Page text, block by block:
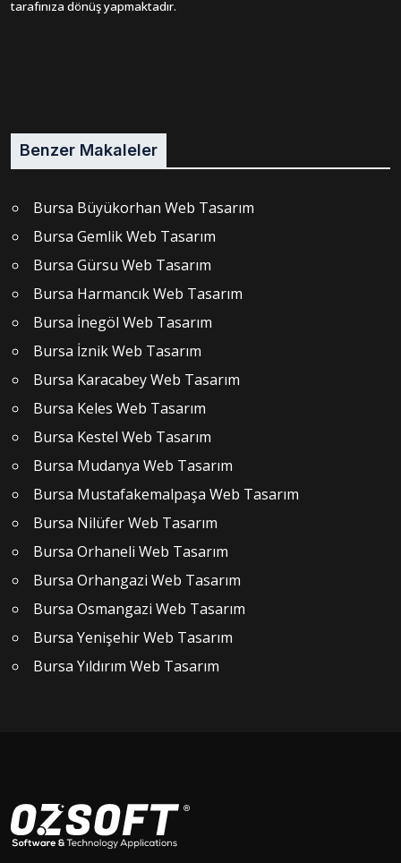
tarafınıza dönüş yapmaktadır.
Benzer Makaleler
Bursa Büyükorhan Web Tasarım
Bursa Gemlik Web Tasarım
Bursa Gürsu Web Tasarım
Bursa Harmancık Web Tasarım
Bursa İnegöl Web Tasarım
Bursa İznik Web Tasarım
Bursa Karacabey Web Tasarım
Bursa Keles Web Tasarım
Bursa Kestel Web Tasarım
Bursa Mudanya Web Tasarım
Bursa Mustafakemalpaşa Web Tasarım
Bursa Nilüfer Web Tasarım
Bursa Orhaneli Web Tasarım
Bursa Orhangazi Web Tasarım
Bursa Osmangazi Web Tasarım
Bursa Yenişehir Web Tasarım
Bursa Yıldırım Web Tasarım